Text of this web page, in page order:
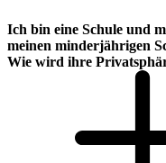
Ich bin eine Schule und
meinen minderjährigen
Wie wird ihre